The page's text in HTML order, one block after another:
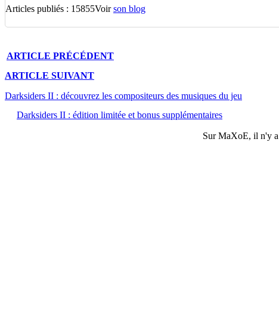
Articles publiés : 15855Voirson blog
ARTICLE PRÉCÉDENT
ARTICLE SUIVANT
Darksiders II : découvrez les compositeurs des musiques du jeu
Darksiders II : édition limitée et bonus supplémentaires
SurMaXoE, il n'y a